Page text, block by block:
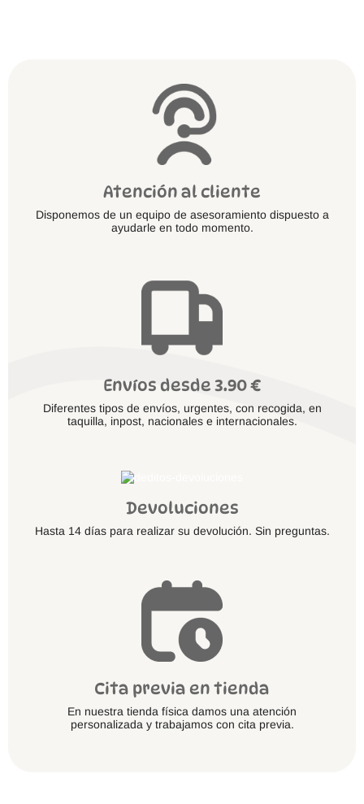
Atención al cliente
Disponemos de un equipo de asesoramiento dispuesto a
ayudarle en todo momento.
Envíos desde 3.90 €
Diferentes tipos de envíos, urgentes, con recogida, en
taquilla, inpost, nacionales e internacionales.
Devoluciones
Hasta 14 días para realizar su devolución. Sin preguntas.
Cita previa en tienda
En nuestra tienda física damos una atención
personalizada y trabajamos con cita previa.